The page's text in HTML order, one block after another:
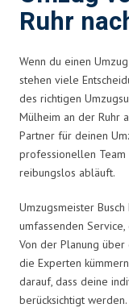
Ruhr
Wenn du einen
stehen viele
des richtigen
Mülheim an der Ruhr
Partner für deinen
professionellen Team
reibungslos abläuft.
Umzugsmeister
umfassenden
Von der Planung
die Experten
darauf, dass deine
berücksichtigt werden.